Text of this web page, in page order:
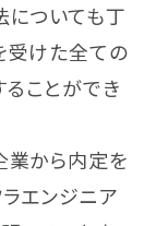
ついても丁
受けた全ての
ことができ
業から内定を
エンジニア